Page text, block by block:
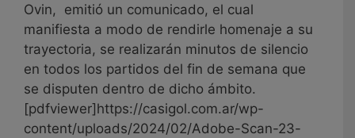
Ovin, emitió un comunicado, el cual
manifiesta a modo de rendirle homenaje a su
trayectoria, se realizarán minutos de silencio
en todos los partidos del fin de semana que
se disputen dentro de dicho ámbito.
[pdfviewer]https://casigol.com.ar/wp-
content/uploads/2024/02/Adobe-Scan-23-